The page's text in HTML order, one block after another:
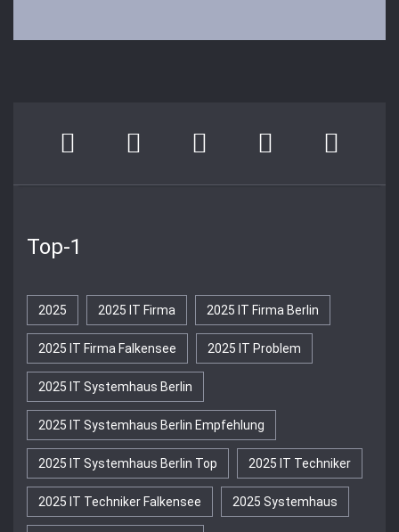
Top-1
2025 2025 IT Firma 2025 IT Firma Berlin
2025 IT Firma Falkensee 2025 IT Problem
2025 IT Systemhaus Berlin
2025 IT Systemhaus Berlin Empfehlung
2025 IT Systemhaus Berlin Top 2025 IT Techniker
2025 IT Techniker Falkensee 2025 Systemhaus